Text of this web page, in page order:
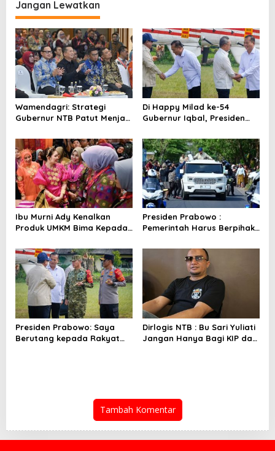
g
a
s
i
p
o
s
Jangan Lewatkan
Wamendagri: Strategi
Gubernur NTB Patut Menjadi
Indonesia
Di Happy Milad ke-54
Gubernur Iqbal, Presiden
Ibu Murni Ady Kenalkan
Produk UMKM Bima Kepada
Presiden Prabowo :
Pemerintah Harus Berpihak
Presiden Prabowo: Saya
Berutang kepada Rakyat
Dirlogis NTB : Bu Sari Yuliati
Jangan Hanya Bagi KIP dan
Tambah Komentar